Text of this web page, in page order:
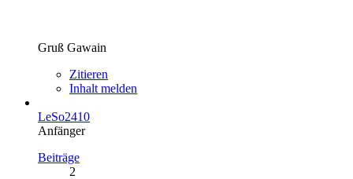
Gruß Gawain
Zitieren
Inhalt melden
LeSo2410
Anfänger
Beiträge
2